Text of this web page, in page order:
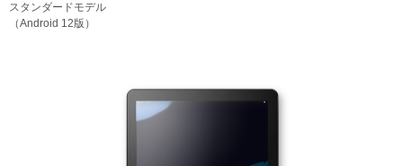
スタンダードモデル
（Android 12版）